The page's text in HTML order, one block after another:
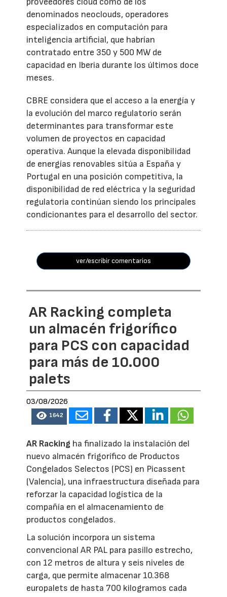
denominados neoclouds, operadores
especializados en computación para
inteligencia artificial, que habrían
contratado entre 350 y 500 MW de
capacidad en Iberia durante los últimos doce
meses.
CBRE considera que el acceso a la energía y
la evolución del marco regulatorio serán
determinantes para transformar este
volumen de proyectos en capacidad
operativa. Aunque la elevada disponibilidad
de energías renovables sitúa a España y
Portugal en una posición competitiva, la
disponibilidad de red eléctrica y la seguridad
regulatoria continúan siendo los principales
condicionantes para el desarrollo del sector.
ver/escribir comentarios
AR Racking completa
un almacén frigorífico
para PCS con capacidad
para más de 10.000
palets
03/08/2026
1642
AR Racking ha finalizado la instalación del
nuevo almacén frigorífico de Productos
Congelados Selectos (PCS) en Picassent
(Valencia), una infraestructura diseñada para
reforzar la capacidad logística de la
compañía en el almacenamiento de
productos congelados.
La solución incorpora un sistema
convencional AR PAL para pasillo estrecho,
con 12 metros de altura y seis niveles de
carga, que permite almacenar 10.368
europalets de hasta 700 kilogramos cada